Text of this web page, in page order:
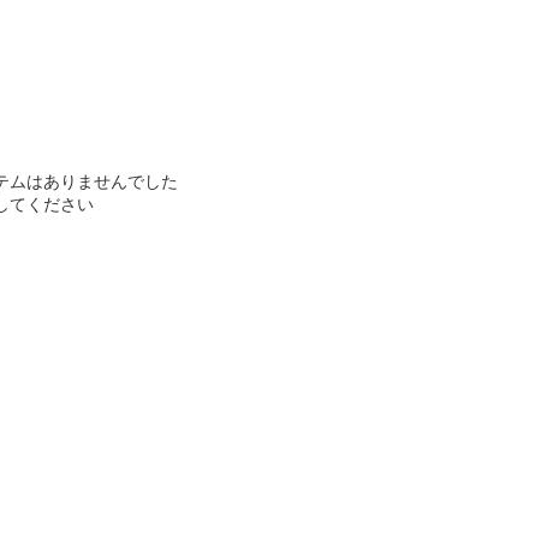
ムはありませんでした
てください